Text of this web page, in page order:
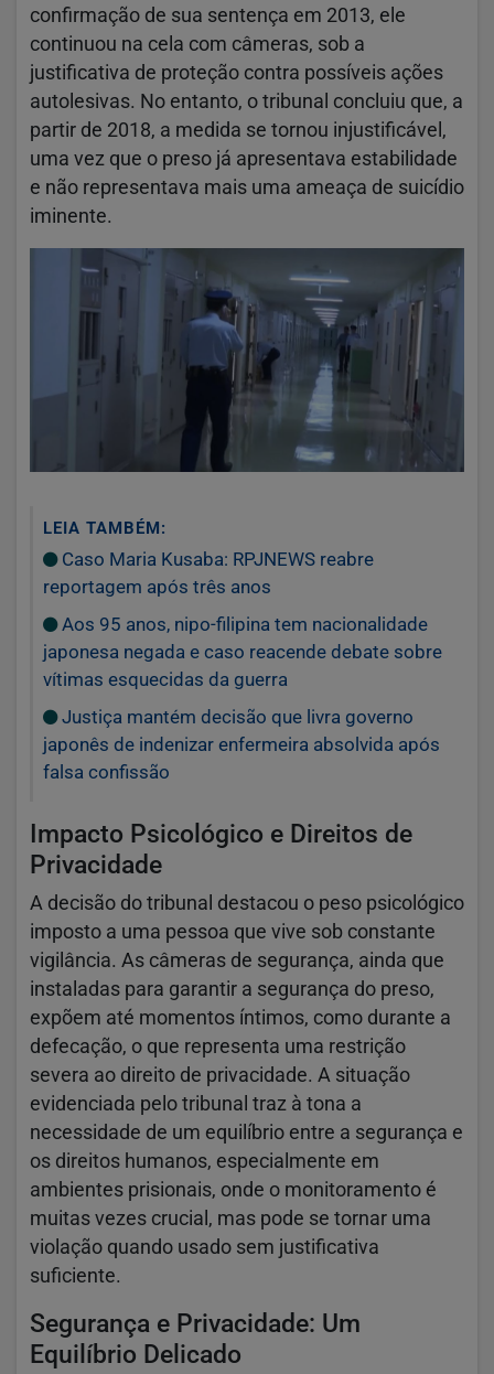
confirmação de sua sentença em 2013, ele
continuou na cela com câmeras, sob a
justificativa de proteção contra possíveis ações
autolesivas. No entanto, o tribunal concluiu que, a
partir de 2018, a medida se tornou injustificável,
uma vez que o preso já apresentava estabilidade
e não representava mais uma ameaça de suicídio
iminente.
LEIA TAMBÉM:
Caso Maria Kusaba: RPJNEWS reabre
reportagem após três anos
Aos 95 anos, nipo-filipina tem nacionalidade
japonesa negada e caso reacende debate sobre
vítimas esquecidas da guerra
Justiça mantém decisão que livra governo
japonês de indenizar enfermeira absolvida após
falsa confissão
Impacto Psicológico e Direitos de
Privacidade
A decisão do tribunal destacou o peso psicológico
imposto a uma pessoa que vive sob constante
vigilância. As câmeras de segurança, ainda que
instaladas para garantir a segurança do preso,
expõem até momentos íntimos, como durante a
defecação, o que representa uma restrição
severa ao direito de privacidade. A situação
evidenciada pelo tribunal traz à tona a
necessidade de um equilíbrio entre a segurança e
os direitos humanos, especialmente em
ambientes prisionais, onde o monitoramento é
muitas vezes crucial, mas pode se tornar uma
violação quando usado sem justificativa
suficiente.
Segurança e Privacidade: Um
Equilíbrio Delicado